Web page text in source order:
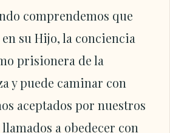
comprendemos que
su Hijo, la conciencia
prisionera de la
y puede caminar con
aceptados por nuestros
a obedecer con